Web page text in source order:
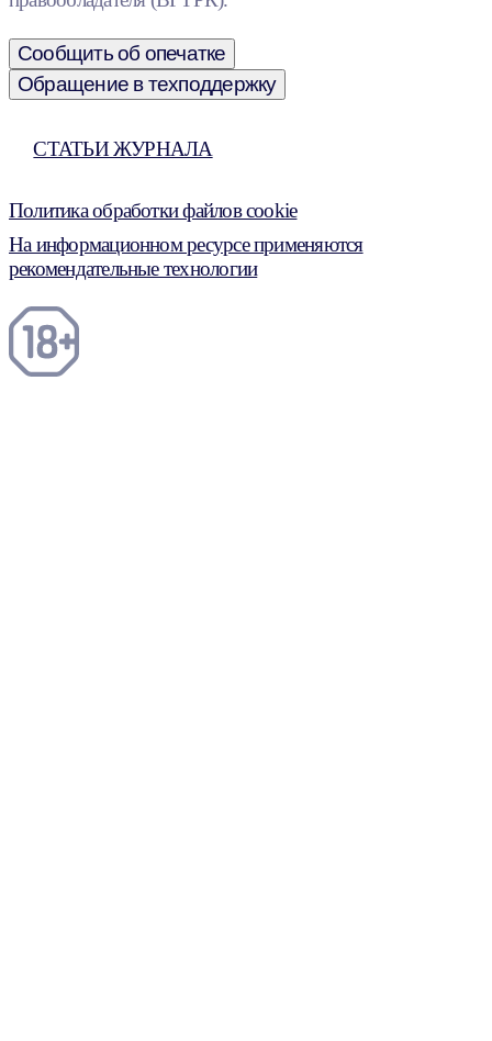
Сообщить об опечатке
Обращение в техподдержку
СТАТЬИ ЖУРНАЛА
Политика обработки файлов cookie
На информационном ресурсе применяются
рекомендательные технологии